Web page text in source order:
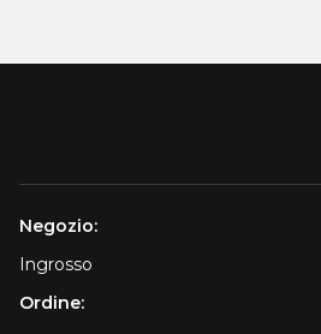
Negozio:
Ingrosso
Ordine: